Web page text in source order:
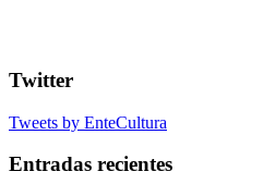
Twitter
Tweets by EnteCultura
Entradas recientes